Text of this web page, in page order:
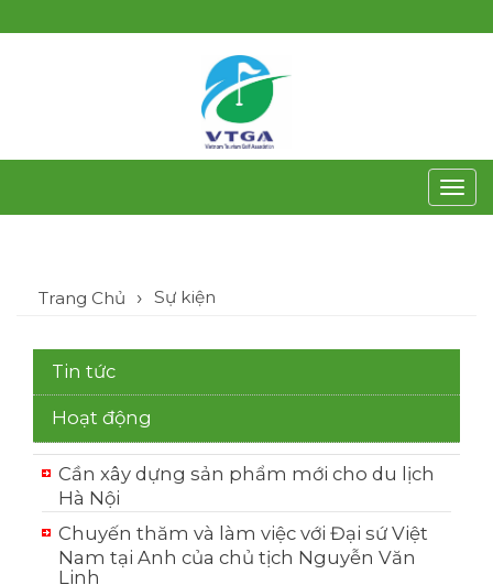
Trang Chủ Sự kiện
Tin tức
Hoạt động
Cần xây dựng sản phẩm mới cho du lịch
Hà Nội
Chuyến thăm và làm việc với Đại sứ Việt
Nam tại Anh của chủ tịch Nguyễn Văn
Linh